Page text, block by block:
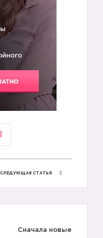
СЛЕДУЮЩАЯ СТАТЬЯ
Сначала новые